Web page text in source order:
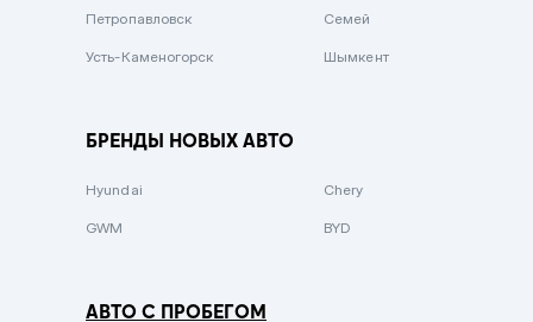
Зеленый металлик
Петропавловск Семей
Усть-Каменогорск Шымкент
БРЕНДЫ НОВЫХ АВТО
Hyundai Chery
GWM BYD
АВТО С ПРОБЕГОМ